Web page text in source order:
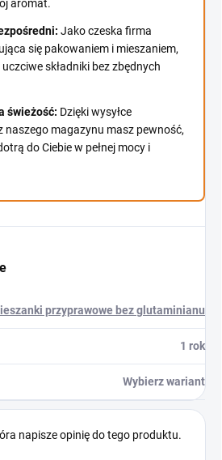
aromat.
Jako czeska firma
się pakowaniem i mieszaniem,
składniki bez zbędnych
świeżość: Dzięki wysyłce
naszego magazynu masz pewność,
do Ciebie w pełnej mocy i
przyprawowe bez glutaminianu
1 rok
Wybierz wariant
napisze opinię do tego produktu.